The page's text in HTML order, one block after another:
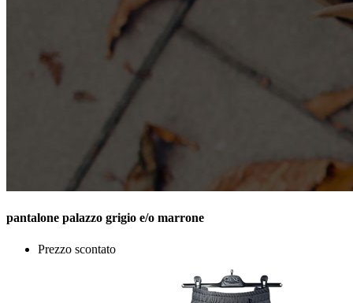
pantalone palazzo grigio e/o marrone
Prezzo scontato